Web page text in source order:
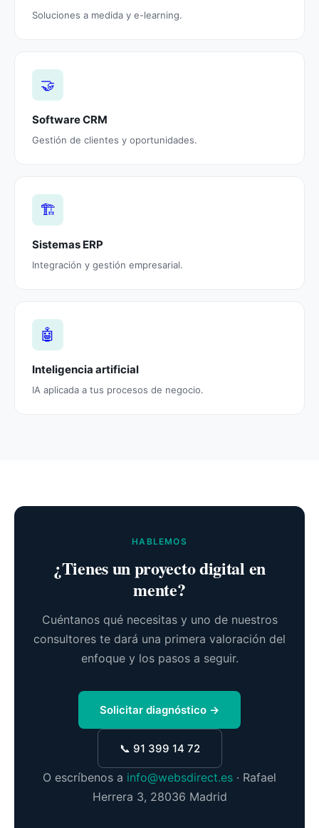
Soluciones a medida y e-learning.
🤝
Software CRM
Gestión de clientes y oportunidades.
🏗️
Sistemas ERP
Integración y gestión empresarial.
🤖
Inteligencia artificial
IA aplicada a tus procesos de negocio.
HABLEMOS
¿Tienes un proyecto digital en
mente?
Cuéntanos qué necesitas y uno de nuestros
consultores te dará una primera valoración del
enfoque y los pasos a seguir.
Solicitar diagnóstico →
📞 91 399 14 72
O escríbenos a info@websdirect.es · Rafael
Herrera 3, 28036 Madrid